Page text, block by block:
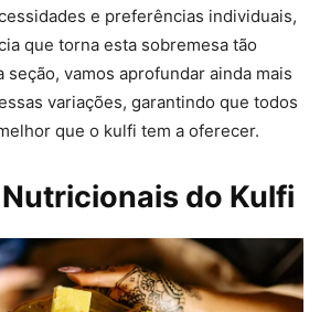
e preferências individuais,
que torna esta sobremesa tão
seção, vamos aprofundar ainda mais
variações, garantindo que todos
que o kulfi tem a oferecer.
do Kulfi